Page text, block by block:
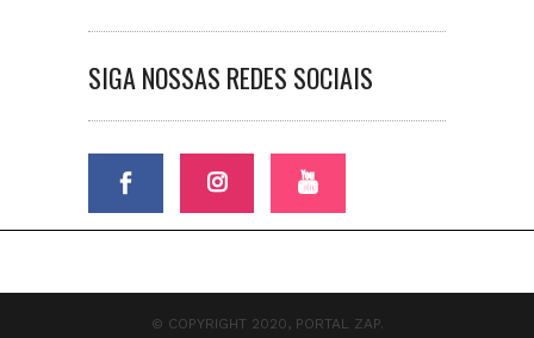
SIGA NOSSAS REDES SOCIAIS
© COPYRIGHT 2020, PORTAL ZAP.